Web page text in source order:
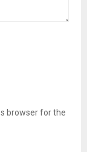
browser for the